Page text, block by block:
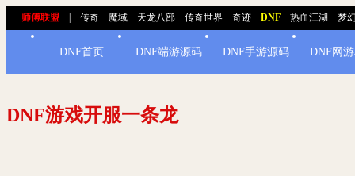
师傅联盟 传奇 魔域 天龙八部 传奇世界 奇迹 DNF 热血江湖 梦
DNF首页 DNF端游源码 DNF手游源码 DNF网
DNF游戏开服一条龙